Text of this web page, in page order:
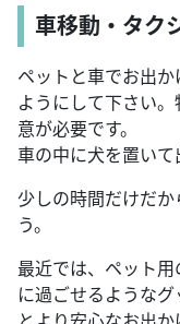
車移動・タク
ペットと車でお出
ようにして下さい
意が必要です。
車の中に犬を置いて
少しの時間だけだ
う。
最近では、ペット
に過ごせるような